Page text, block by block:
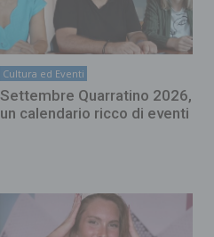
Cultura ed Eventi
Settembre Quarratino 2026,
un calendario ricco di eventi